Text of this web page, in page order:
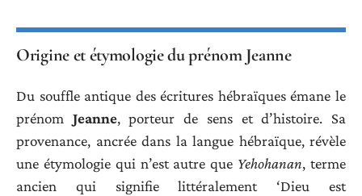
Origine et étymologie du prénom Jeanne
Du souffle antique des écritures hébraïques émane le
prénom Jeanne, porteur de sens et d’histoire. Sa
provenance, ancrée dans la langue hébraïque, révèle
une étymologie qui n’est autre que Yehohanan, terme
ancien qui signifie littéralement ‘Dieu est